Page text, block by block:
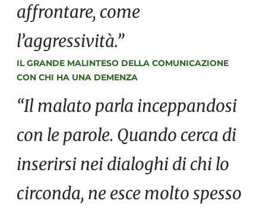
affrontare, come
l’aggressività.”
IL GRANDE MALINTESO DELLA COMUNICAZIONE
CON CHI HA UNA DEMENZA
“Il malato parla inceppandosi
con le parole. Quando cerca di
inserirsi nei dialoghi di chi lo
circonda, ne esce molto spesso